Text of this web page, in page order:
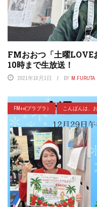
FMおおつ「土曜LOVE
10時まで生放送！
2021年10月1日 BY M.FURUTA
FM++(プラプラ） こんばんは、